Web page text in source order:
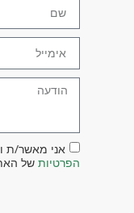
אני מאשר/ת
הפרטיות של